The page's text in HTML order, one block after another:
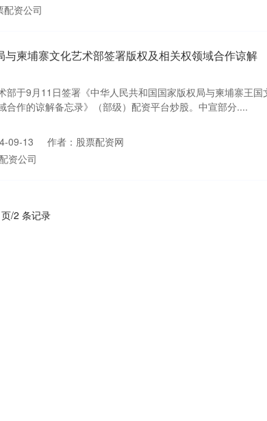
配资公司
与柬埔寨文化艺术部签署版权及相关权领域合作谅解
部于9月11日签署《中华人民共和国国家版权局与柬埔寨王国
合作的谅解备忘录》（部级）配资平台炒股。中宣部分....
09-13
作者：股票配资网
资公司
/2 条记录